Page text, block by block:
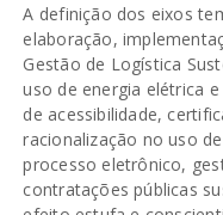
A definição dos eixos
elaboração,
Gestão de Logística
uso de energia elétrica
de acessibilidade,
racionalização no uso
processo eletrônico,
contratações públicas